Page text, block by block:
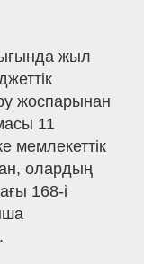
жыл
жоспарынан
11
мемлекеттік
олардың
168-і